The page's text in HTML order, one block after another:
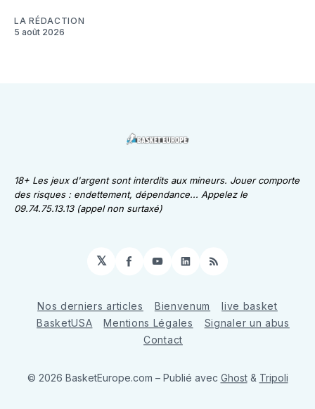
LA RÉDACTION
5 août 2026
18+ Les jeux d'argent sont interdits aux mineurs. Jouer comporte
des risques : endettement, dépendance... Appelez le
09.74.75.13.13 (appel non surtaxé)
𝕏 Facebook
YouTube
LinkedIn
RSS
Nos derniers articles Bienvenum
live basket
BasketUSA
Mentions Légales
Signaler un abus
Contact
© 2026 BasketEurope.com – Publié avec Ghost& Tripoli